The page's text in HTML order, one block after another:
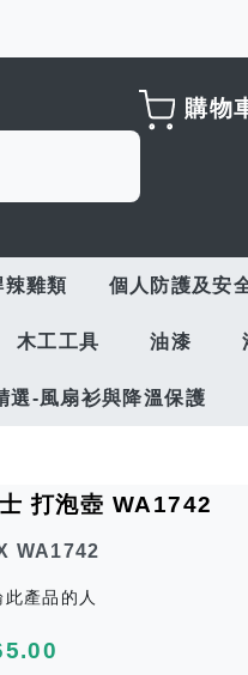
購物
辣雞類 個人防護及安
木工工具 油漆
選-風扇衫與降溫保護
打泡壺 WA1742
WA1742
產品的人